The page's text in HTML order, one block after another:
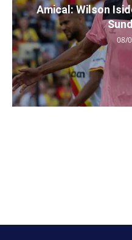
Amical: Wilson
08/